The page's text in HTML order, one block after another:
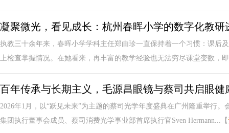
凝聚微光，看见成长：杭州春晖小学的数字化教研
执教三十余年来，春晖小学学科主任郑由珍一直保持着一个习惯：课后
上检查掌握情况。在她看来，再丰富的教学经验也无法穷尽课堂变数，
百年传承与长期主义，毛源昌眼镜与蔡司共启眼健
2026年1月，以“跃见未来”为主题的蔡司光学年度盛典在广州隆重举行
集团执行董事会成员、蔡司消费光学事业部首席执行官Sven Hermann...【